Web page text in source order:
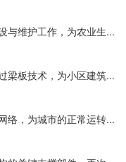
与维护工作，为农业生...
梁板技术，为小区建筑...
络，为城市的正常运转...